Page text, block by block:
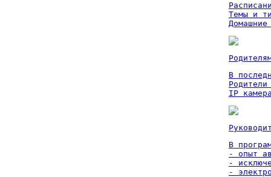
Темы и
Домашние
В
IP
В
- опыт
-
-